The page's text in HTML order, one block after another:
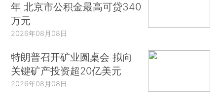
年 北京市公积金最高可贷340
万元
2026年08月08日
特朗普召开矿业圆桌会 拟向
关键矿产投资超20亿美元
2026年08月08日